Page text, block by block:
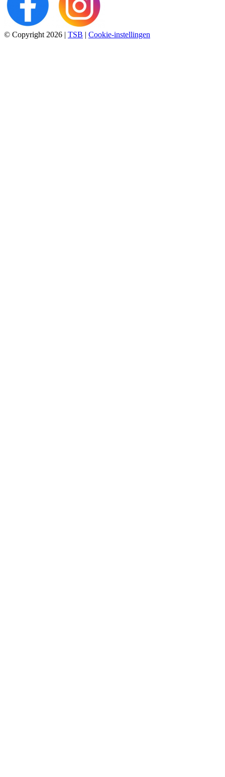
© Copyright 2026 | TSB | Cookie-instellingen